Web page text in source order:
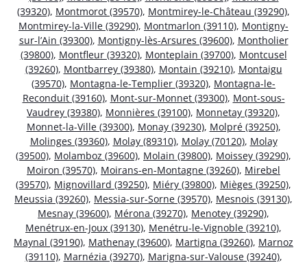
(39320), Montmorot (39570), Montmirey-le-Château (39290),
Montmirey-la-Ville (39290), Montmarlon (39110), Montigny-
sur-l’Ain (39300), Montigny-lès-Arsures (39600), Montholier
(39800), Montfleur (39320), Monteplain (39700), Montcusel
(39260), Montbarrey (39380), Montain (39210), Montaigu
(39570), Montagna-le-Templier (39320), Montagna-le-
Reconduit (39160), Mont-sur-Monnet (39300), Mont-sous-
Vaudrey (39380), Monnières (39100), Monnetay (39320),
Monnet-la-Ville (39300), Monay (39230), Molpré (39250),
Molinges (39360), Molay (89310), Molay (70120), Molay
(39500), Molamboz (39600), Molain (39800), Moissey (39290),
Moiron (39570), Moirans-en-Montagne (39260), Mirebel
(39570), Mignovillard (39250), Miéry (39800), Mièges (39250),
Meussia (39260), Messia-sur-Sorne (39570), Mesnois (39130),
Mesnay (39600), Mérona (39270), Menotey (39290),
Menétrux-en-Joux (39130), Menétru-le-Vignoble (39210),
Maynal (39190), Mathenay (39600), Martigna (39260), Marnoz
(39110), Marnézia (39270), Marigna-sur-Valouse (39240),